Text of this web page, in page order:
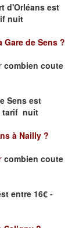
d'Orléans est
nuit
Gare de Sens ?
combien coute
Sens est
tarif nuit
à Nailly ?
combien coute
entre 16€ -